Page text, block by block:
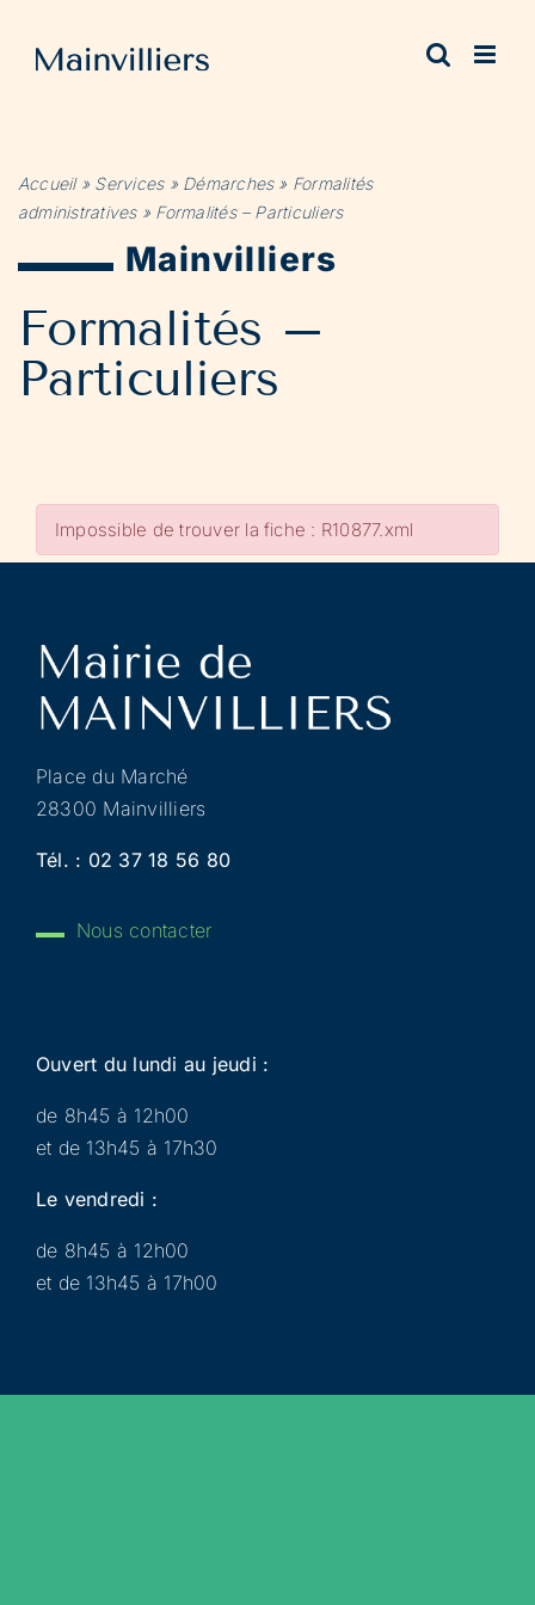
contenu
Accueil» Services» Démarches» Formalités
administratives» Formalités – Particuliers
Mainvilliers
Formalités –
Particuliers
Impossible de trouver la fiche : R10877.xml
Place du Marché
28300 Mainvilliers
Tél. : 02 37 18 56 80
Nous contacter
Ouvert du lundi au jeudi :
de 8h45 à 12h00
et de 13h45 à 17h30
Le vendredi :
de 8h45 à 12h00
et de 13h45 à 17h00